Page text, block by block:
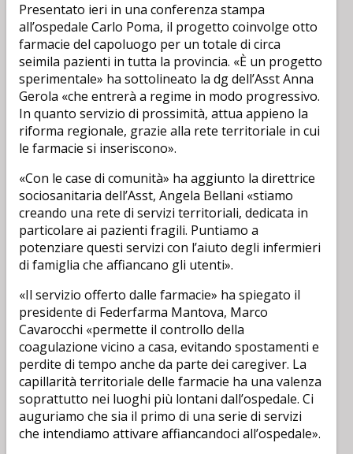
Presentato ieri in una conferenza stampa
all’ospedale Carlo Poma, il progetto coinvolge otto
farmacie del capoluogo per un totale di circa
seimila pazienti in tutta la provincia. «È un progetto
sperimentale» ha sottolineato la dg dell’Asst Anna
Gerola «che entrerà a regime in modo progressivo.
In quanto servizio di prossimità, attua appieno la
riforma regionale, grazie alla rete territoriale in cui
le farmacie si inseriscono».
«Con le case di comunità» ha aggiunto la direttrice
sociosanitaria dell’Asst, Angela Bellani «stiamo
creando una rete di servizi territoriali, dedicata in
particolare ai pazienti fragili. Puntiamo a
potenziare questi servizi con l’aiuto degli infermieri
di famiglia che affiancano gli utenti».
«Il servizio offerto dalle farmacie» ha spiegato il
presidente di Federfarma Mantova, Marco
Cavarocchi «permette il controllo della
coagulazione vicino a casa, evitando spostamenti e
perdite di tempo anche da parte dei caregiver. La
capillarità territoriale delle farmacie ha una valenza
soprattutto nei luoghi più lontani dall’ospedale. Ci
auguriamo che sia il primo di una serie di servizi
che intendiamo attivare affiancandoci all’ospedale».